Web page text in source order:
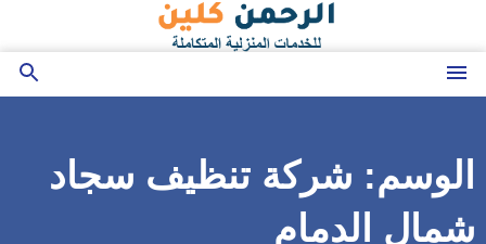
إلى
القائمة
بحث
الوسم: شركة تنظيف سجاد
شمال الدمام